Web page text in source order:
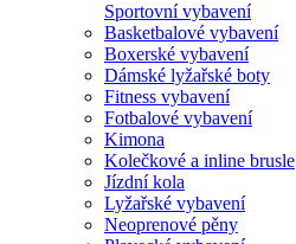
Sportovní vybavení
Basketbalové vybavení
Boxerské vybavení
Dámské lyžařské boty
Fitness vybavení
Fotbalové vybavení
Kimona
Kolečkové a inline brusle
Jízdní kola
Lyžařské vybavení
Neoprenové pěny